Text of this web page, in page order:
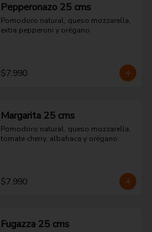
Pepperonazo 25 cms
Pomodoro natural, queso mozzarella,
extra pepperoni y orégano.
$7.990
Margarita 25 cms
Pomodoro natural, queso mozzarella,
tomate cherry, albahaca y orégano.
$7.990
Fugazza 25 cms